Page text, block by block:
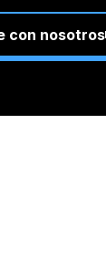
con nosotros